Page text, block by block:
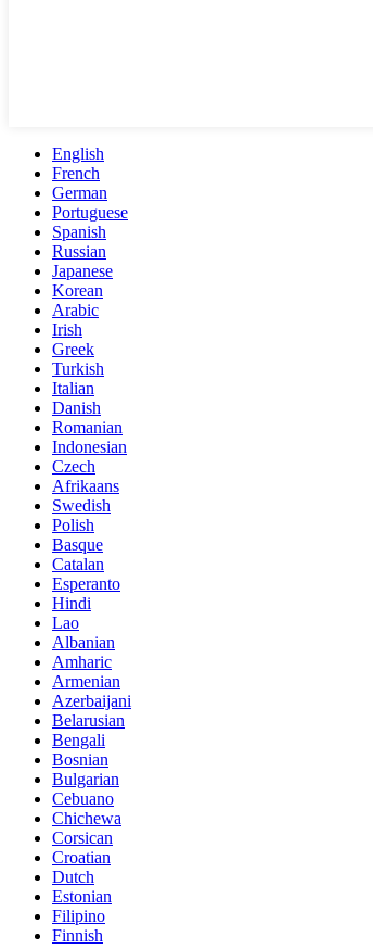
English
French
German
Portuguese
Spanish
Russian
Japanese
Korean
Arabic
Irish
Greek
Turkish
Italian
Danish
Romanian
Indonesian
Czech
Afrikaans
Swedish
Polish
Basque
Catalan
Esperanto
Hindi
Lao
Albanian
Amharic
Armenian
Azerbaijani
Belarusian
Bengali
Bosnian
Bulgarian
Cebuano
Chichewa
Corsican
Croatian
Dutch
Estonian
Filipino
Finnish